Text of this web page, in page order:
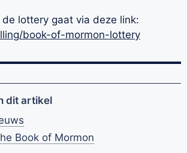
de lottery gaat via deze link:
book-of-mormon-lottery
dit artikel
Book of Mormon